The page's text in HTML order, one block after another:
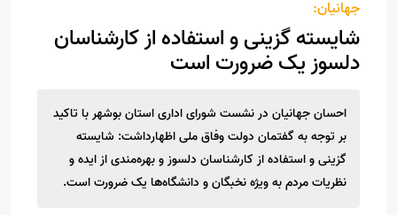
جهانیان:
شایسته گزینی و استفاده از کارشناسان
دلسوز یک ضرورت است
احسان جهانیان در نشست شورای اداری استان بوشهر با تاکید
بر توجه به گفتمان دولت وفاق ملی اظهارداشت: شایسته
گزینی و استفاده از کارشناسان دلسوز و بهره‌مندی از ایده و
نظریات مردم به ویژه نخبگان و دانشگاه‌ها‌ یک ضرورت است.